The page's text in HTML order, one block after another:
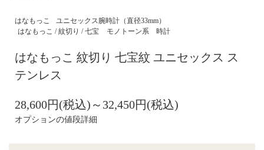
はなもっこ
ユニセックス腕時計（直径33mm）
はなもっこ / 紋切り / 七宝
モノトーン系 時計
はなもっこ 紋切り 七宝紋 ユニセックス ス
テンレス
28,600円(税込)～32,450円(税込)
オプションの値段詳細